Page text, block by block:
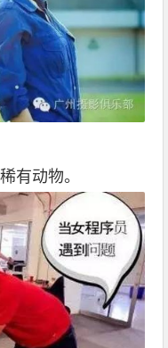
有动物。